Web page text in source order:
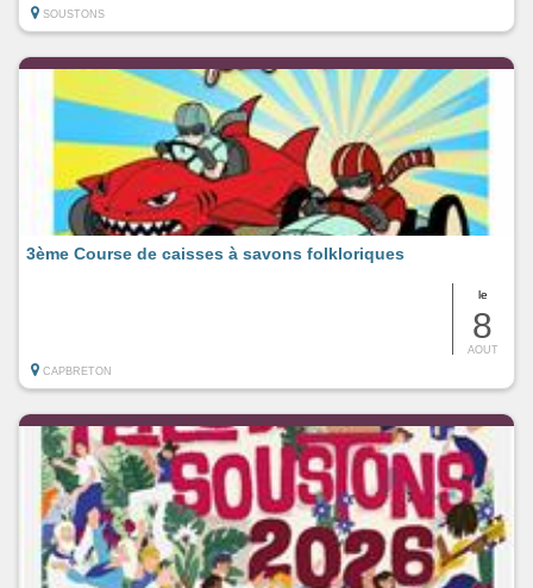
SOUSTONS
le
8
AOUT
3ème Course de caisses à savons folkloriques
CAPBRETON